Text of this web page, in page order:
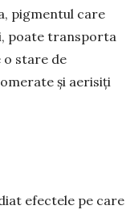
pigmentul care
poate transporta
o stare de
și aerisiți
efectele pe care